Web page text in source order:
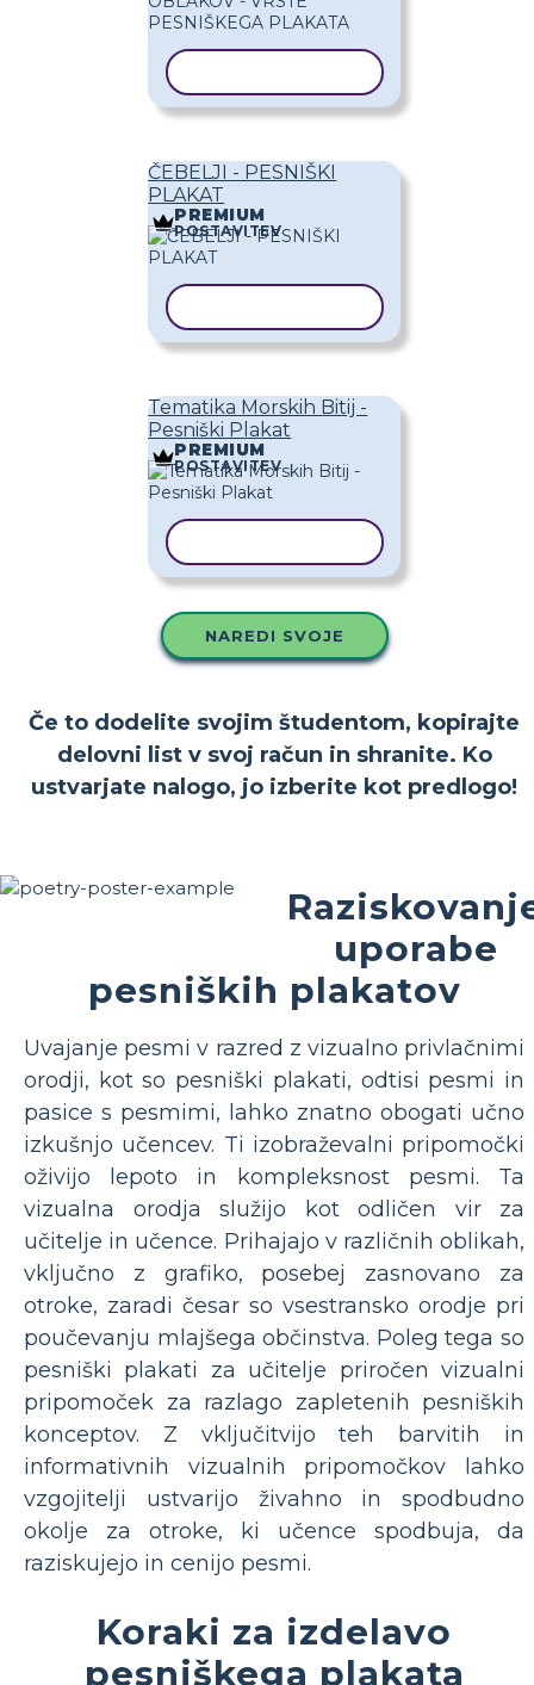
ČEBELJI - PESNIŠKI
PLAKAT
PREMIUM
POSTAVITEV
Tematika Morskih Bitij -
Pesniški Plakat
PREMIUM
POSTAVITEV
NAREDI SVOJE
Če to dodelite svojim študentom, kopirajte
delovni list v svoj račun in shranite. Ko
ustvarjate nalogo, jo izberite kot predlogo!
uporabe
pesniških plakatov
Uvajanje pesmi v razred z vizualno privlačnimi
orodji, kot so pesniški plakati, odtisi pesmi in
pasice s pesmimi, lahko znatno obogati učno
izkušnjo učencev. Ti izobraževalni pripomočki
oživijo lepoto in kompleksnost pesmi. Ta
vizualna orodja služijo kot odličen vir za
učitelje in učence. Prihajajo v različnih oblikah,
vključno z grafiko, posebej zasnovano za
otroke, zaradi česar so vsestransko orodje pri
poučevanju mlajšega občinstva. Poleg tega so
pesniški plakati za učitelje priročen vizualni
pripomoček za razlago zapletenih pesniških
konceptov. Z vključitvijo teh barvitih in
informativnih vizualnih pripomočkov lahko
vzgojitelji ustvarijo živahno in spodbudno
okolje za otroke, ki učence spodbuja, da
raziskujejo in cenijo pesmi.
Koraki za izdelavo
pesniškega plakata